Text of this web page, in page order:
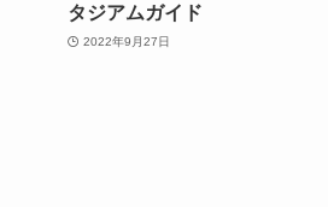
タジアムガイド
2022年9月27日